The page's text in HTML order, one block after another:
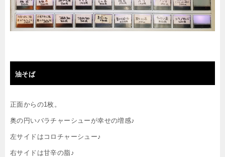
油そば
正面からの1枚。
奥の円いバラチャーシューが幸せの増感♪
左サイドはコロチャーシュー♪
右サイドは甘辛の脂♪